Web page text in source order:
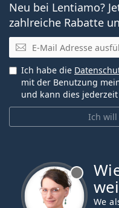
Neu bei Lentiamo?
zahlreiche Rabatte
E-Mail
Ich will
Ich habe die
mit der Benutzung
und kann dies
We